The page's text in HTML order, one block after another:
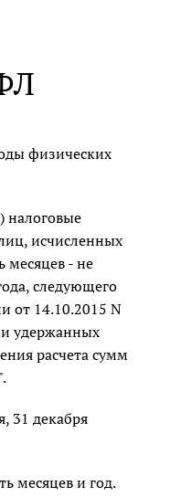
физических
налоговые
исчисленных
месяцев - не
следующего
от 14.10.2015 N
удержанных
расчета сумм
31 декабря
месяцев и год.